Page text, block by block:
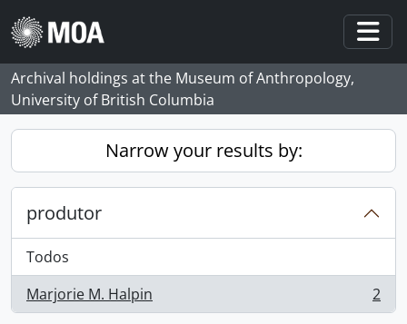
Skip to main content
Archival holdings at the Museum of Anthropology,
University of British Columbia
Narrow your results by:
produtor
Todos
Marjorie M. Halpin
, 2 resultados 2